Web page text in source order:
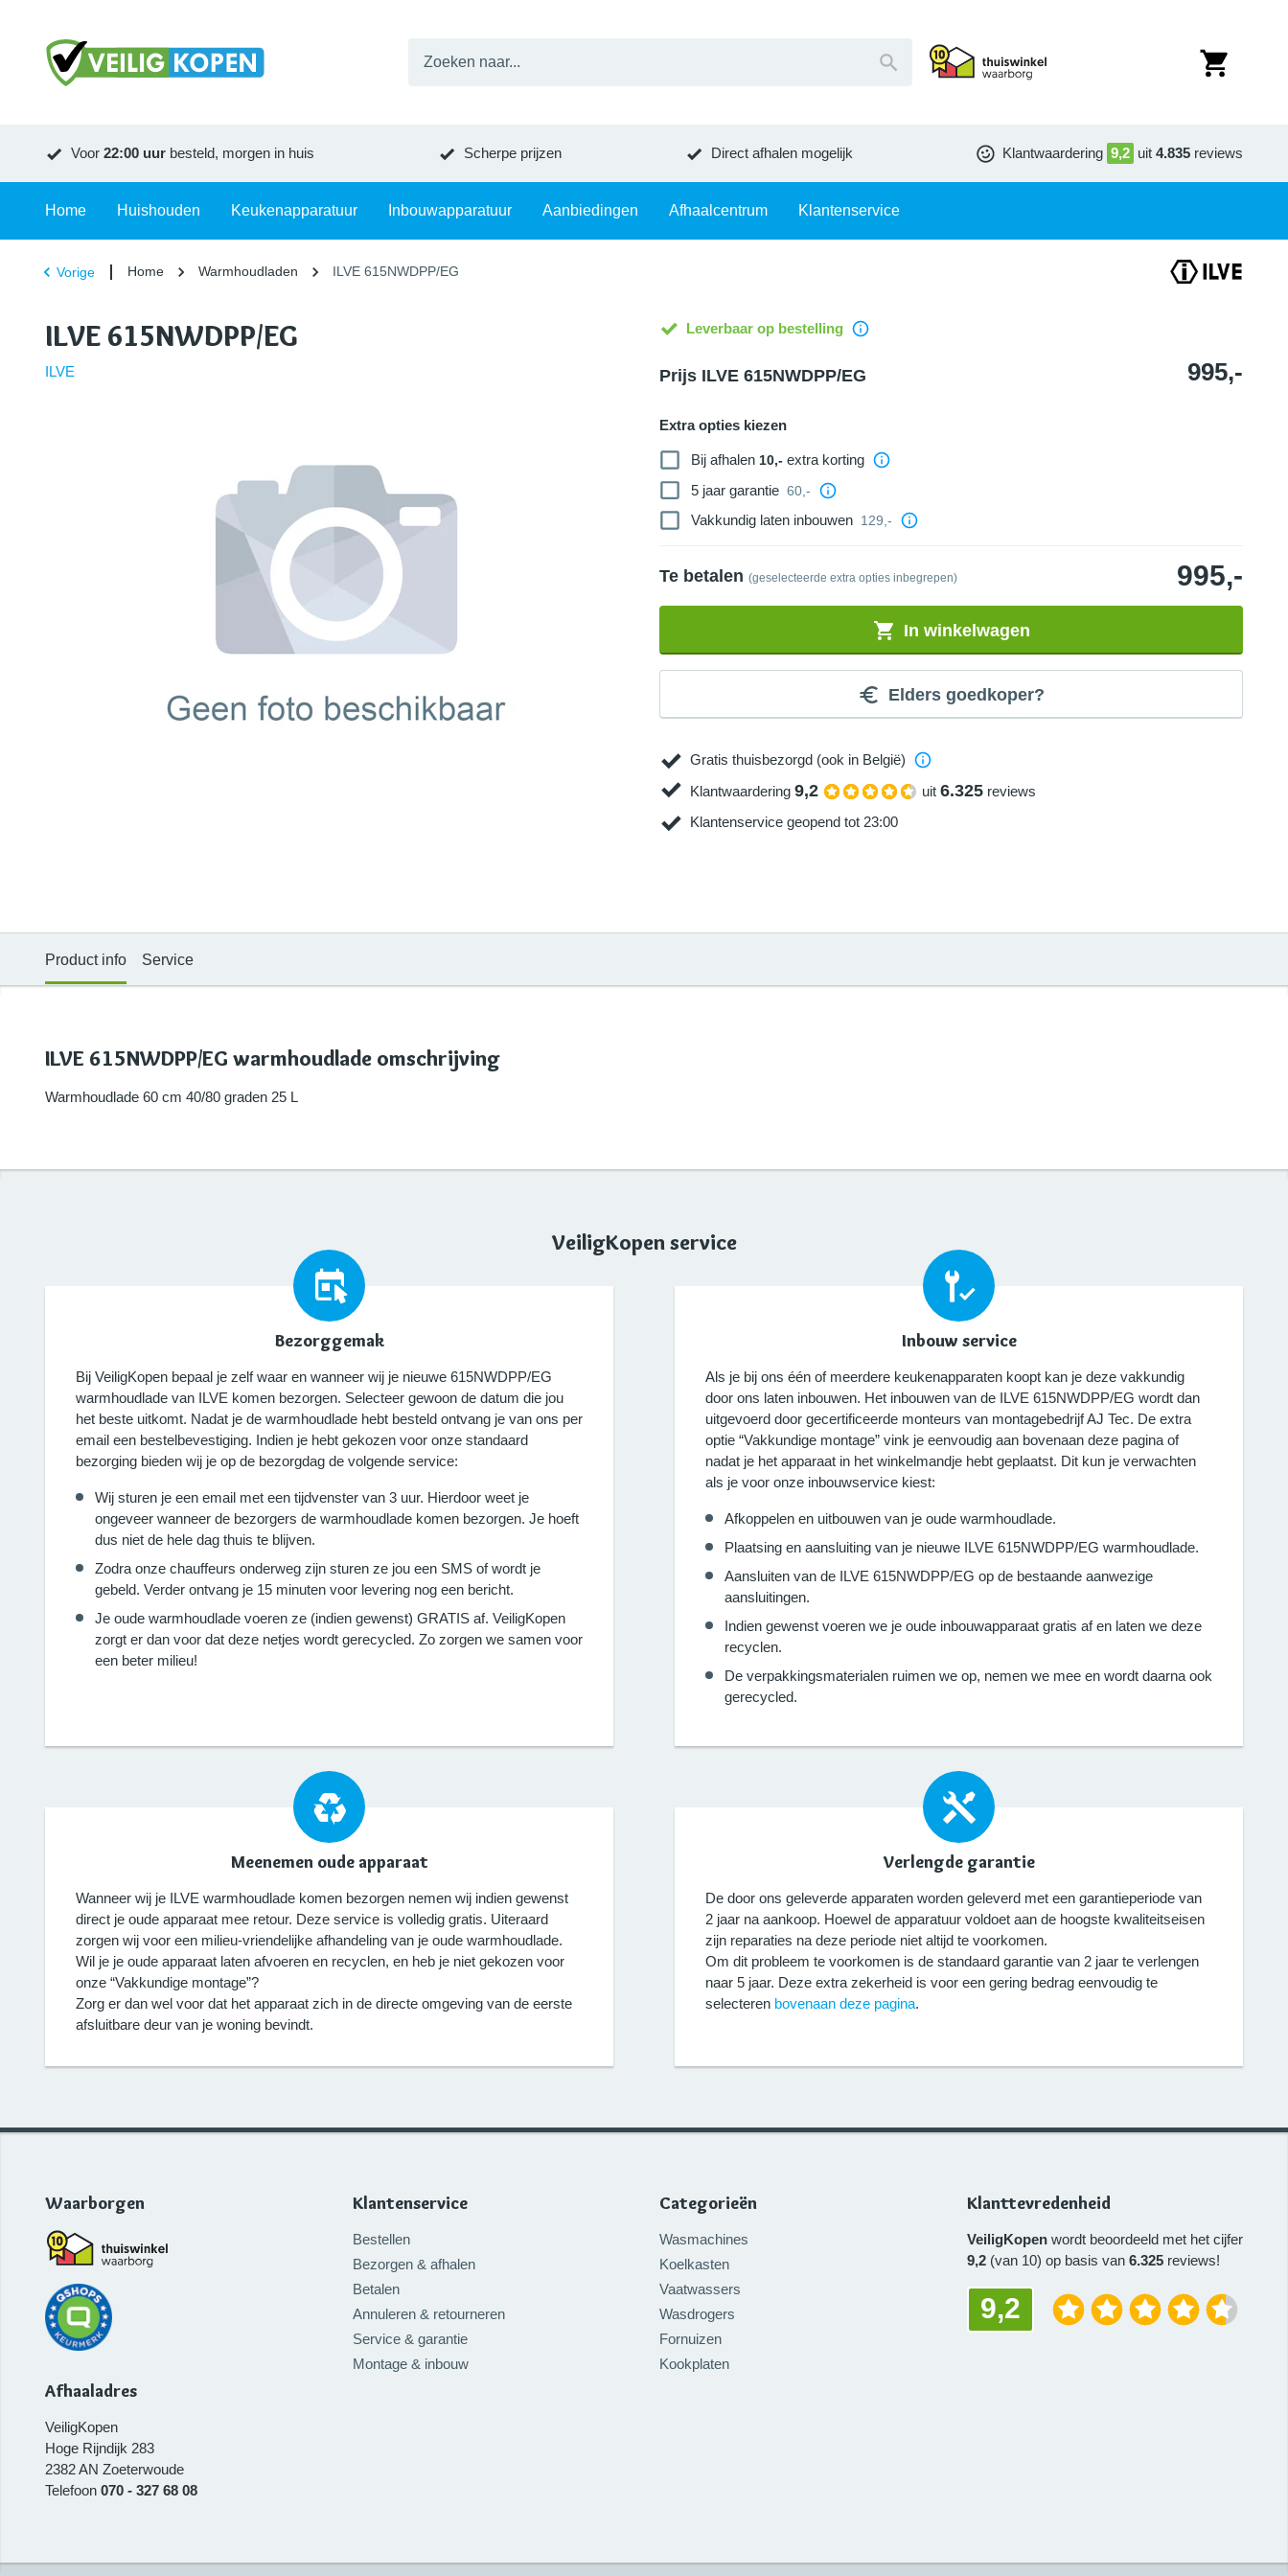
Voor 22:00 uur besteld, morgen in huis Scherpe prijzen Direct afhalen mogelijk Klantwaardering 9,2 uit 4.835 reviews
Home Huishouden Keukenapparatuur Inbouwapparatuur Aanbiedingen Afhaalcentrum Klantenservice
Vorige Home Warmhoudladen ILVE 615NWDPP/EG
ILVE 615NWDPP/EG
ILVE
Leverbaar op bestelling
Prijs ILVE 615NWDPP/EG 995,-
Extra opties kiezen
Bij afhalen 10,-extra korting
5 jaar garantie 60,-
Vakkundig laten inbouwen 129,-
Te betalen (geselecteerde extra opties inbegrepen) 995,-
In winkelwagen
Elders goedkoper?
Gratis thuisbezorgd (ook in België)
Klantwaardering 9,2 uit 6.325 reviews
Klantenservice geopend tot 23:00
Product info Service
ILVE 615NWDPP/EG warmhoudlade omschrijving
Warmhoudlade 60 cm 40/80 graden 25 L
VeiligKopen service
Bezorggemak
Bij VeiligKopen bepaal je zelf waar en wanneer wij je nieuwe 615NWDPP/EG
warmhoudlade van ILVE komen bezorgen. Selecteer gewoon de datum die jou
het beste uitkomt. Nadat je de warmhoudlade hebt besteld ontvang je van ons per
email een bestelbevestiging. Indien je hebt gekozen voor onze standaard
bezorging bieden wij je op de bezorgdag de volgende service:
Wij sturen je een email met een tijdvenster van 3 uur. Hierdoor weet je
ongeveer wanneer de bezorgers de warmhoudlade komen bezorgen. Je hoeft
dus niet de hele dag thuis te blijven.
Zodra onze chauffeurs onderweg zijn sturen ze jou een SMS of wordt je
gebeld. Verder ontvang je 15 minuten voor levering nog een bericht.
Je oude warmhoudlade voeren ze (indien gewenst) GRATIS af. VeiligKopen
zorgt er dan voor dat deze netjes wordt gerecycled. Zo zorgen we samen voor
een beter milieu!
Inbouw service
Als je bij ons één of meerdere keukenapparaten koopt kan je deze vakkundig
door ons laten inbouwen. Het inbouwen van de ILVE 615NWDPP/EG wordt dan
uitgevoerd door gecertificeerde monteurs van montagebedrijf AJ Tec. De extra
optie “Vakkundige montage” vink je eenvoudig aan bovenaan deze pagina of
nadat je het apparaat in het winkelmandje hebt geplaatst. Dit kun je verwachten
als je voor onze inbouwservice kiest:
Afkoppelen en uitbouwen van je oude warmhoudlade.
Plaatsing en aansluiting van je nieuwe ILVE 615NWDPP/EG warmhoudlade.
Aansluiten van de ILVE 615NWDPP/EG op de bestaande aanwezige
aansluitingen.
Indien gewenst voeren we je oude inbouwapparaat gratis af en laten we deze
recyclen.
De verpakkingsmaterialen ruimen we op, nemen we mee en wordt daarna ook
gerecycled.
Meenemen oude apparaat
Wanneer wij je ILVE warmhoudlade komen bezorgen nemen wij indien gewenst
direct je oude apparaat mee retour. Deze service is volledig gratis. Uiteraard
zorgen wij voor een milieu-vriendelijke afhandeling van je oude warmhoudlade.
Wil je je oude apparaat laten afvoeren en recyclen, en heb je niet gekozen voor
onze “Vakkundige montage”?
Zorg er dan wel voor dat het apparaat zich in de directe omgeving van de eerste
afsluitbare deur van je woning bevindt.
Verlengde garantie
De door ons geleverde apparaten worden geleverd met een garantieperiode van
2 jaar na aankoop. Hoewel de apparatuur voldoet aan de hoogste kwaliteitseisen
zijn reparaties na deze periode niet altijd te voorkomen.
Om dit probleem te voorkomen is de standaard garantie van 2 jaar te verlengen
naar 5 jaar. Deze extra zekerheid is voor een gering bedrag eenvoudig te
selecteren bovenaan deze pagina.
Waarborgen
Afhaaladres
VeiligKopen
Hoge Rijndijk 283
2382 AN Zoeterwoude
Telefoon 070 - 327 68 08
Klantenservice
Bestellen
Bezorgen & afhalen
Betalen
Annuleren & retourneren
Service & garantie
Montage & inbouw
Categorieën
Wasmachines
Koelkasten
Vaatwassers
Wasdrogers
Fornuizen
Kookplaten
Klanttevredenheid
VeiligKopenwordt beoordeeld met het cijfer
9,2(van 10) op basis van 6.325reviews!
9,2